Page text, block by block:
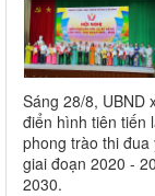
Sáng 28/8, UBND
điển hình tiên tiến
phong trào thi
giai đoạn 2020 -
2030.